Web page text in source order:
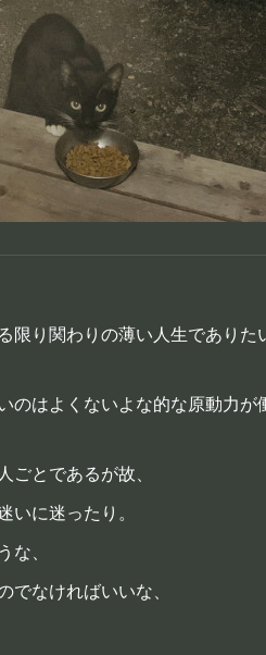
限り関わりの薄い人生でありた
はよくないよな的な原動力
とであるが故、
に迷ったり。
、
なければいいな、